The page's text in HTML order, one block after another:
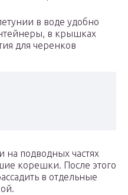
в воде удобно
в крышках
для черенков
подводных частях
корешки. После этого
в отдельные